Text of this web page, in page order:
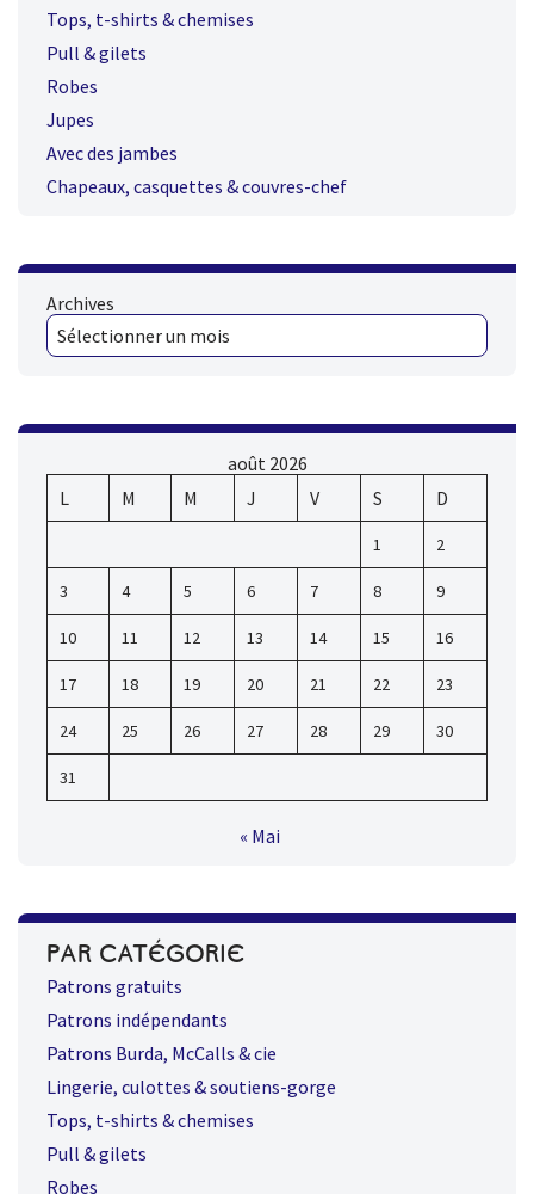
Tops, t-shirts & chemises
Pull & gilets
Robes
Jupes
Avec des jambes
Chapeaux, casquettes & couvres-chef
Archives
août 2026
L
M M J V S D
1 2
3 4 5 6 7 8 9
10 11 12 13 14 15 16
17 18 19 20 21 22 23
24 25 26 27 28 29 30
31
« Mai
PAR CATÉGORIE
Patrons gratuits
Patrons indépendants
Patrons Burda, McCalls & cie
Lingerie, culottes & soutiens-gorge
Tops, t-shirts & chemises
Pull & gilets
Robes